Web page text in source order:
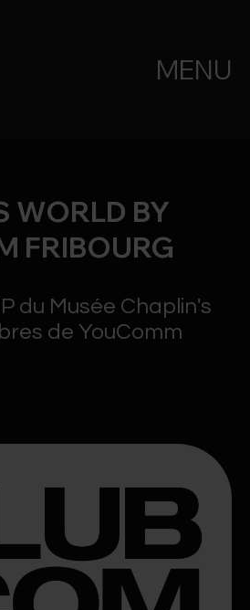
MENU
WORLD BY
FRIBOURG
du Musée Chaplin's
de YouComm